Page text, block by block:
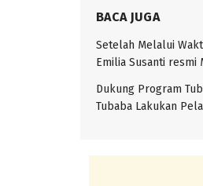
BACA JUGA
Setelah Melalui
Emilia Susanti resmi
Dukung Program
Tubaba Lakukan